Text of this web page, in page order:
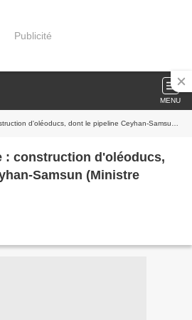
Publicité
MENU
d'oléoducs, dont le pipeline Ceyhan-Samsun (Ministre Russe)
: construction d'oléoducs,
Samsun (Ministre